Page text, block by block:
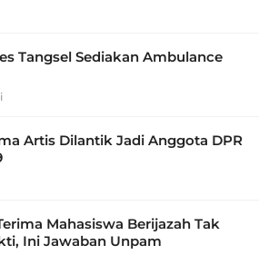
Tangsel Sediakan Ambulance
Artis Dilantik Jadi Anggota DPR
Mahasiswa Berijazah Tak
Ini Jawaban Unpam